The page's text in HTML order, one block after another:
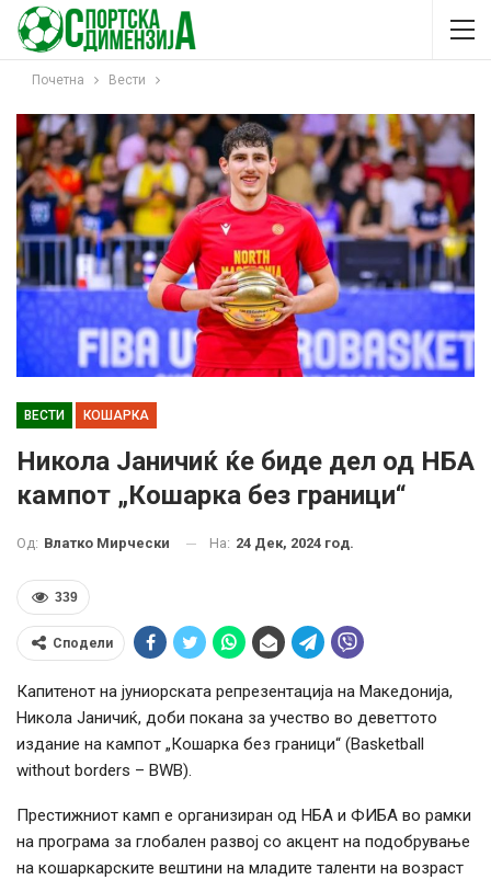
Почетна Вести
ВЕСТИ КОШАРКА
Никола Јаничиќ ќе биде дел од НБА
кампот „Кошарка без граници“
Од: Влатко Мирчески На: 24 Дек, 2024 год.
339
Сподели
Капитенот на јуниорската репрезентација на Македонија,
Никола Јаничиќ, доби покана за учество во деветтото
издание на кампот „Кошарка без граници“ (Basketball
without borders – BWB).
Престижниот камп е организиран од НБА и ФИБА во рамки
на програма за глобален развој со акцент на подобрување
на кошаркарските вештини на младите таленти на возраст